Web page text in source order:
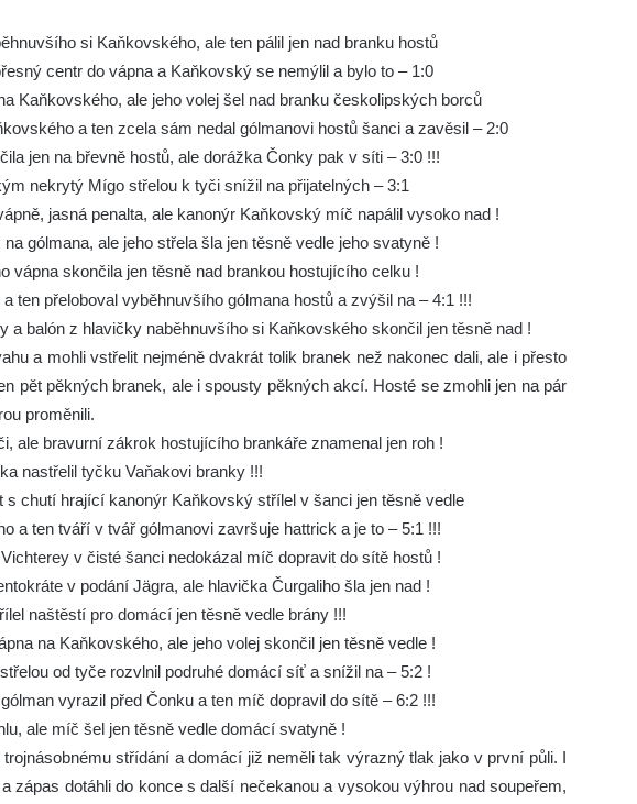
si Kaňkovského, ale ten pálil jen nad branku hostů
centr do vápna a Kaňkovský se nemýlil a bylo to – 1:0
Kaňkovského, ale jeho volej šel nad branku českolipských borců
a ten zcela sám nedal gólmanovi hostů šanci a zavěsil – 2:0
jen na břevně hostů, ale dorážka Čonky pak v síti – 3:0 !!!
nekrytý Mígo střelou k tyči snížil na přijatelných – 3:1
jasná penalta, ale kanonýr Kaňkovský míč napálil vysoko nad !
gólmana, ale jeho střela šla jen těsně vedle jeho svatyně !
vápna skončila jen těsně nad brankou hostujícího celku !
ten přeloboval vyběhnuvšího gólmana hostů a zvýšil na – 4:1 !!!
a balón z hlavičky naběhnuvšího si Kaňkovského skončil jen těsně nad !
a mohli vstřelit nejméně dvakrát tolik branek než nakonec dali, ale i přesto
pět pěkných branek, ale i spousty pěkných akcí. Hosté se zmohli jen na pár
proměnili.
ale bravurní zákrok hostujícího brankáře znamenal jen roh !
nastřelil tyčku Vaňakovi branky !!!
s chutí hrající kanonýr Kaňkovský střílel v šanci jen těsně vedle
a ten tváří v tvář gólmanovi završuje hattrick a je to – 5:1 !!!
v čisté šanci nedokázal míč dopravit do sítě hostů !
v podání Jägra, ale hlavička Čurgaliho šla jen nad !
naštěstí pro domácí jen těsně vedle brány !!!
na Kaňkovského, ale jeho volej skončil jen těsně vedle !
od tyče rozvlnil podruhé domácí síť a snížil na – 5:2 !
vyrazil před Čonku a ten míč dopravil do sítě – 6:2 !!!
ale míč šel jen těsně vedle domácí svatyně !
střídání a domácí již neměli tak výrazný tlak jako v první půli. I
zápas dotáhli do konce s další nečekanou a vysokou výhrou nad soupeřem,